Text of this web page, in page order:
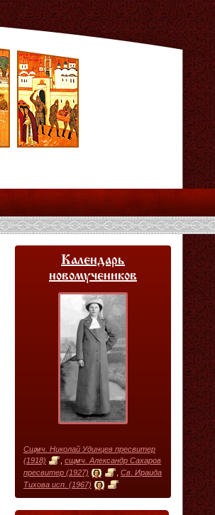
Календарь
новомучеников
Сщмч. Николай Удинцев пресвитер
(1918)
сщмч. Александр Сахаров
пресвитер (1927)
Св. Ираида
Тихова исп. (1967)